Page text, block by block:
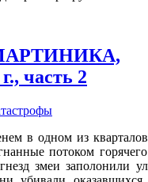
МАРТИНИКА,
часть 2
в одном из
потоком
змеи заполонили